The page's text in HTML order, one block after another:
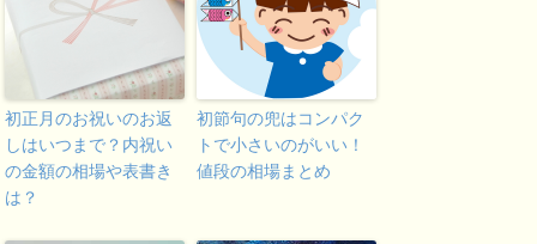
初正月のお祝いのお返
しはいつまで？内祝い
の金額の相場や表書き
は？
初節句の兜はコンパク
トで小さいのがいい！
値段の相場まとめ